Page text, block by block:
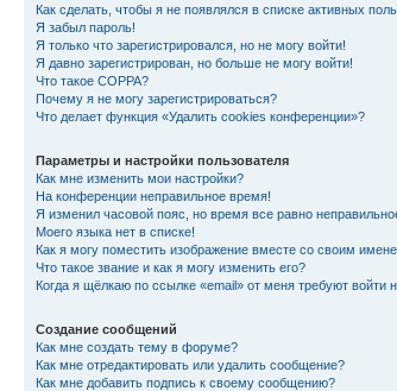
Как сделать, чтобы я не появлялся в списке активных
Я забыл пароль!
Я только что зарегистрировался, но не могу войти!
Я давно зарегистрирован, но больше не могу войти!
Что такое COPPA?
Почему я не могу зарегистрироваться?
Что делает функция «Удалить cookies конференции»?
Параметры и настройки пользователя
Как мне изменить мои настройки?
На конференции неправильное время!
Я изменил часовой пояс, но время все равно
Моего языка нет в списке!
Как я могу поместить изображение вместе со своим
Что такое звание и как я могу изменить его?
Когда я щёлкаю по ссылке «email» от меня требуют войти
Создание сообщений
Как мне создать тему в форуме?
Как мне отредактировать или удалить сообщение?
Как мне добавить подпись к своему сообщению?